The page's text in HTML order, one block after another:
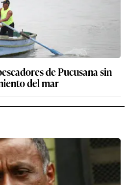
de Pucusana sin
del mar